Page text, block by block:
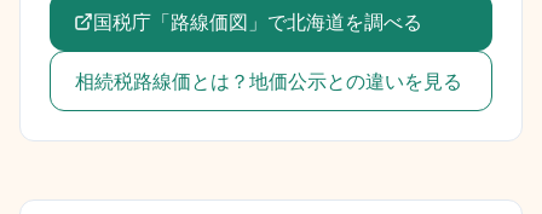
国税庁「路線価図」で北海道を調べる
相続税路線価とは？地価公示との違いを見る